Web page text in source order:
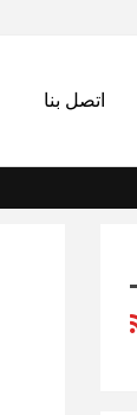
اتصل بنا